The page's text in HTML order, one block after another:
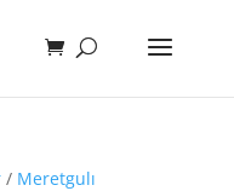
/ Meretgulı